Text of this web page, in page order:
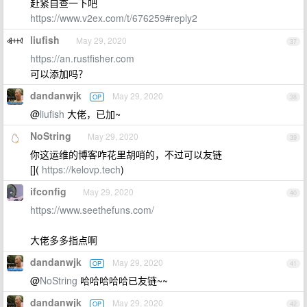
赶紧自查一下吧
https://www.v2ex.com/t/676259#reply2
37
liufish May 29, 2020
https://an.rustfisher.com
可以添加吗？
38
dandanwjk OP May 29, 2020
@liufish 大佬，已加~
39
NoString May 29, 2020
你这运维的博客咋花里胡哨的，不过可以友链
[]( https://kelovp.tech)
40
ifconfig May 29, 2020
https://www.seethefuns.com/
大佬多多指点啊
41
dandanwjk OP May 29, 2020
@NoString 哈哈哈哈哈已友链~~
42
dandanwjk OP May 29, 2020